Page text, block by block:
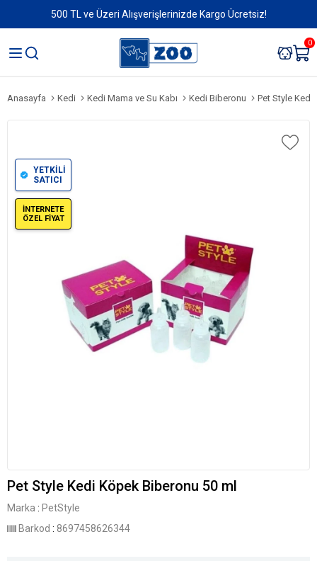
500 TL ve Üzeri Alışverişlerinizde Kargo Ücretsiz!
0
Anasayfa Kedi Kedi Mama ve Su Kabı Kedi Biberonu Pet Style Kedi
YETKİLİ
SATICI
İNTERNETE
ÖZEL FİYAT
Pet Style Kedi Köpek Biberonu 50 ml
Marka : PetStyle
Barkod : 8697458626344